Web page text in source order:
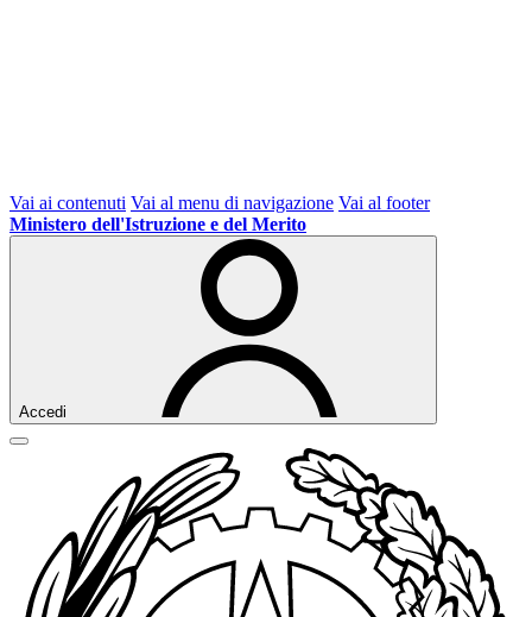
Vai ai contenuti Vai al menu di navigazione Vai al footer
Ministero dell'Istruzione e del Merito
Accedi